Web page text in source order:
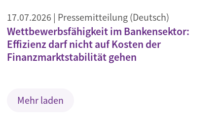
17.07.2026 | Pressemitteilung (Deutsch)
Wettbewerbsfähigkeit im Bankensektor:
Effizienz darf nicht auf Kosten der
Finanzmarktstabilität gehen
Mehr laden